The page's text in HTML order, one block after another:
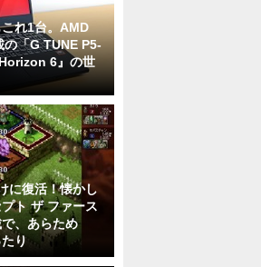
れ1台。AMD
「G TUNE P5-
6』の世
に復活！懐かし
ト ザ ファース
、あらため
り